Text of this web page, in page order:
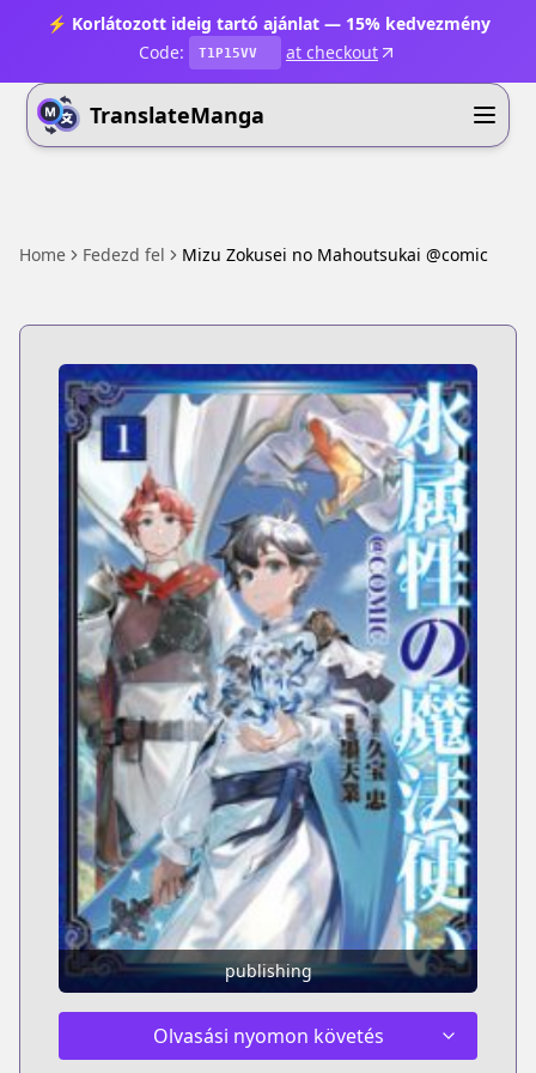
⚡ Korlátozott ideig tartó ajánlat — 15% kedvezmény
Code:
T1P15VV at checkout
TranslateManga
Home Fedezd fel Mizu Zokusei no Mahoutsukai @comic
publishing
Olvasási nyomon követés